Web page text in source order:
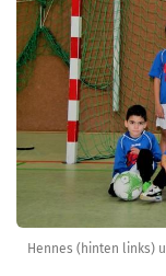
Hennes (hinten links)